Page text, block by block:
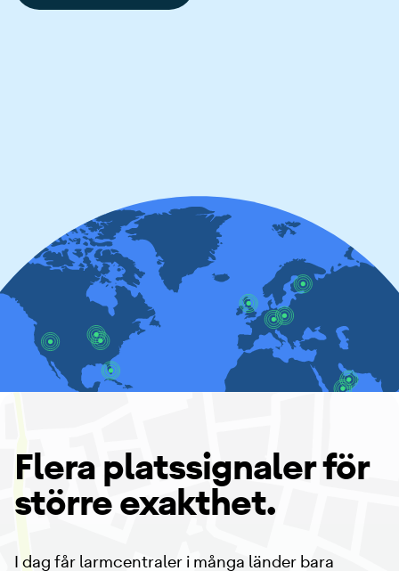
Flera platssignaler för
större exakthet.
I dag får larmcentraler i många länder bara